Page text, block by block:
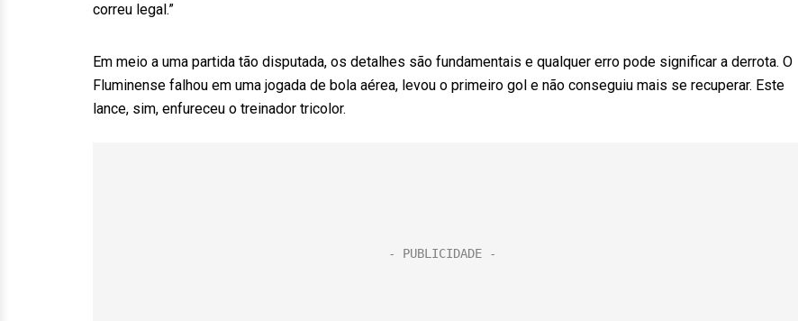
correu legal.”
Em meio a uma partida tão disputada, os detalhes são fundamentais e qualquer erro pode significar a derrota. O
Fluminense falhou em uma jogada de bola aérea, levou o primeiro gol e não conseguiu mais se recuperar. Este
lance, sim, enfureceu o treinador tricolor.